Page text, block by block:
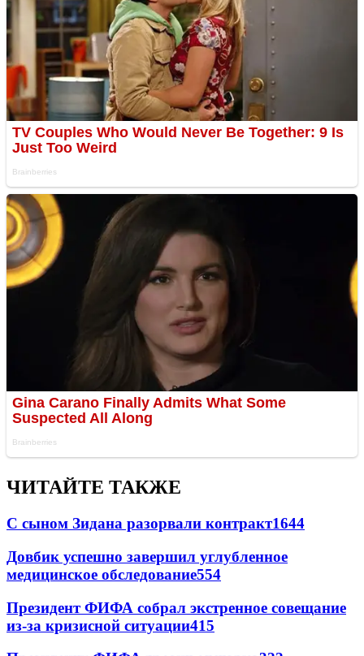
ЧИТАЙТЕ ТАКЖЕ
С сыном Зидана разорвали контракт1644
Довбик успешно завершил углубленное
медицинское обследование554
Президент ФИФА собрал экстренное совещание
из-за кризисной ситуации415